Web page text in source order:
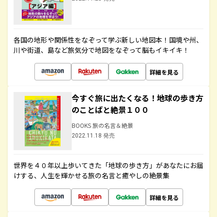
各国の地形や関係性をなぞって学ぶ新しい地図本！国境や州、
川や街道、島など旅気分で地図をなぞって脳もイキイキ！
詳細を見る
今すぐ旅に出たくなる！地球の歩き方
のことばと絶景１００
BOOKS 旅の名言＆絶景
2022.11.18 発売
世界を４０年以上歩いてきた「地球の歩き方」があなたにお届
けする、人生を輝かせる旅の名言と癒やしの絶景集
詳細を見る